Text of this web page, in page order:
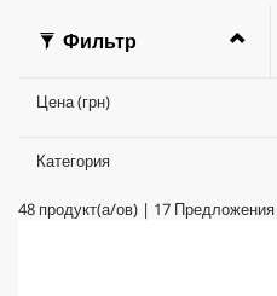
Фильтр
Цена (грн)
Категория
48 продукт(а/ов) | 17 Предложения